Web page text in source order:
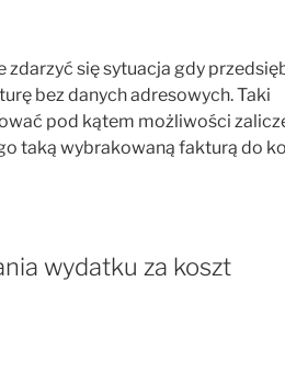
się sytuacja gdy
bez danych adresowych. Taki
pod kątem możliwości
taką wybrakowaną fakturą do
wydatku za koszt